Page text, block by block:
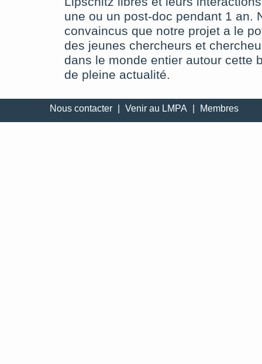
une ou un post-doc pendant 1 an.
convaincus que notre projet a le
des jeunes chercheurs et
dans le monde entier autour cette
de pleine actualité.
Nous contacter Venir au LMPA Membres